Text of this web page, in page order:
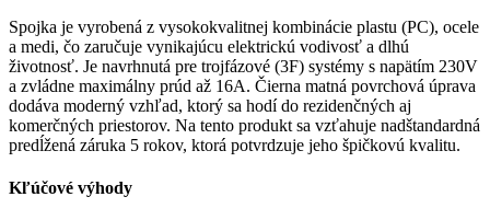
Spojka je vyrobená z vysokokvalitnej kombinácie plastu (PC), ocele
a medi, čo zaručuje vynikajúcu elektrickú vodivosť a dlhú
životnosť. Je navrhnutá pre trojfázové (3F) systémy s napätím 230V
a zvládne maximálny prúd až 16A. Čierna matná povrchová úprava
dodáva moderný vzhľad, ktorý sa hodí do rezidenčných aj
komerčných priestorov. Na tento produkt sa vzťahuje nadštandardná
predĺžená záruka 5 rokov, ktorá potvrdzuje jeho špičkovú kvalitu.
Kľúčové výhody